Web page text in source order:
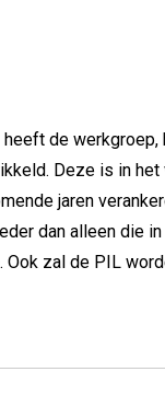
de
Deze is in
jaren
dan alleen die
zal de PIL